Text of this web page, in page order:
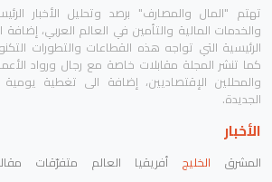
تهتم "المال والمصارف" برصد وتحليل الأخبار
والخدمات المالية والتأمين في العالم العربي،
الرئيسية التي تواجه هذه القطاعات والتطورات
كما تنشر المجلة مقابلات خاصة مع رجال ورواد
والمحللين الإقتصاديين، إضافة الى تغطية يومية
الجديدة.
الأخبار
المشرق الخليج أفريقيا العالم متفرّقات